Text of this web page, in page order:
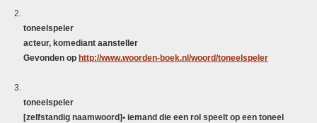
toneelspeler
acteur, komediant aansteller
Gevonden op http://www.woorden-boek.nl/woord/toneelspeler
toneelspeler
[zelfstandig naamwoord]• iemand die een rol speelt op een toneel